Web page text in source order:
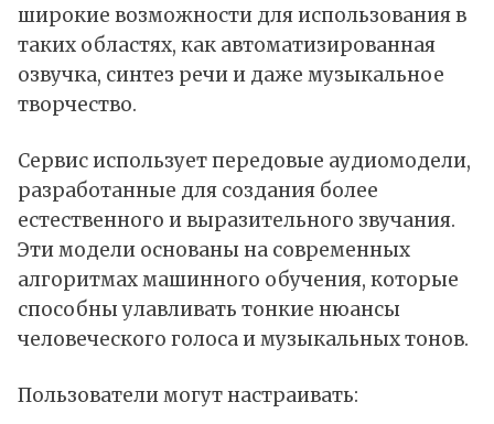
широкие возможности для использования в
таких областях, как автоматизированная
озвучка, синтез речи и даже музыкальное
творчество.
Сервис использует передовые аудиомодели,
разработанные для создания более
естественного и выразительного звучания.
Эти модели основаны на современных
алгоритмах машинного обучения, которые
способны улавливать тонкие нюансы
человеческого голоса и музыкальных тонов.
Пользователи могут настраивать: